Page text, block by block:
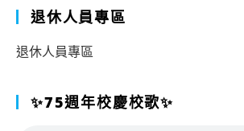
退休人員專區
退休人員專區
✨75週年校慶校歌✨